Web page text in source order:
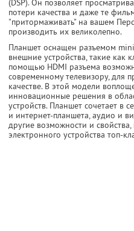
(DSP). Он позволяет
потери качества и даже те
"притормаживать" на вашем
производить их великолепно.
Планшет оснащен разъемом
внешние устройства, такие как
помощью HDMI разъема
современному телевизору, для
качестве. В этой модели
инновационные решения в
устройств. Планшет сочетает в
и интернет-планшета, аудио и
другие возможности и
электронного устройства топ-